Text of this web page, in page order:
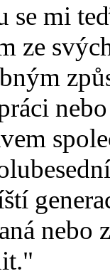
se mi
ze
nebo